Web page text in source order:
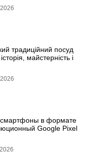
традиційний посуд
майстерність і
в формате
Google Pixel